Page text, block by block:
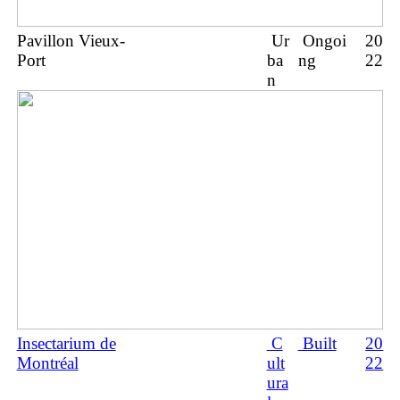
Pavillon Vieux-
Port
Ur
ba
n
Ongoi
ng
20
22
Insectarium de
Montréal
C
ult
ura
Built
20
22